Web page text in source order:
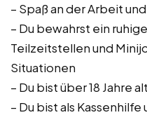
– Spaß an der Arbeit
– Du bewahrst ein
Teilzeitstellen und
Situationen
– Du bist über 18 Jahre alt
– Du bist als Kassenhilfe